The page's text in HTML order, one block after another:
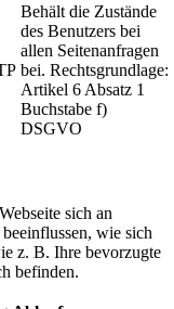
Behält die Zustände
des Benutzers bei
allen Seitenanfragen
bei. Rechtsgrundlage:
Artikel 6 Absatz 1
Buchstabe f)
DSGVO
sich an
wie sich
z. B. Ihre bevorzugte
befinden.